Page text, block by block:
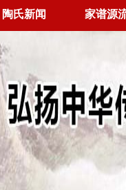
陶氏新闻 家谱源